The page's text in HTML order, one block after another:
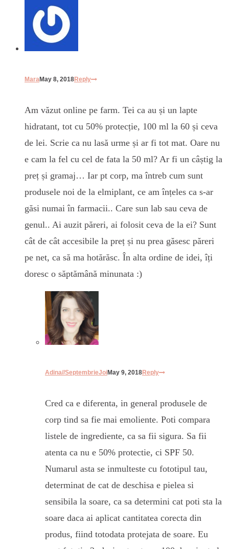
MaraMay 8, 2018Reply
Am văzut online pe farm. Tei ca au și un lapte
hidratant, tot cu 50% protecție, 100 ml la 60 și ceva
de lei. Scrie ca nu lasă urme și ar fi tot mat. Oare nu
e cam la fel cu cel de fata la 50 ml? Ar fi un câștig la
preț și gramaj… Iar pt corp, ma întreb cum sunt
produsele noi de la elmiplant, ce am înțeles ca s-ar
găsi numai în farmacii.. Care sun lab sau ceva de
genul.. Ai auzit păreri, ai folosit ceva de la ei? Sunt
cât de cât accesibile la preț și nu prea găsesc păreri
pe net, ca să ma hotărăsc. În alta ordine de idei, îți
doresc o săptămână minunata :)
Adina//SeptembrieJoiMay 9, 2018Reply
Cred ca e diferenta, in general produsele de
corp tind sa fie mai emoliente. Poti compara
listele de ingrediente, ca sa fii sigura. Sa fii
atenta ca nu e 50% protectie, ci SPF 50.
Numarul asta se inmulteste cu fototipul tau,
determinat de cat de deschisa e pielea si
sensibila la soare, ca sa determini cat poti sta la
soare daca ai aplicat cantitatea corecta din
produs, fiind totodata protejata de soare. Eu